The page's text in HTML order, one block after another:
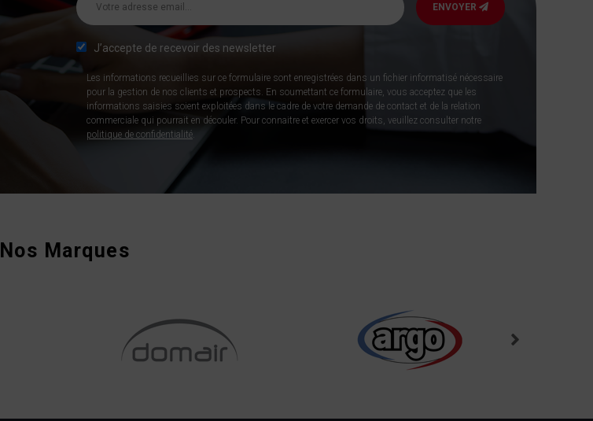
ENVOYER
J’accepte de recevoir des newsletter
Les informations recueillies sur ce formulaire sont enregistrées dans un fichier informatisé nécessaire
pour la gestion de nos clients et prospects. En soumettant ce formulaire, vous acceptez que les
informations saisies soient exploitées dans le cadre de votre demande de contact et de la relation
commerciale qui pourrait en découler. Pour connaitre et exercer vos droits, veuillez consulter notre
politique de confidentialité
Nos Marques